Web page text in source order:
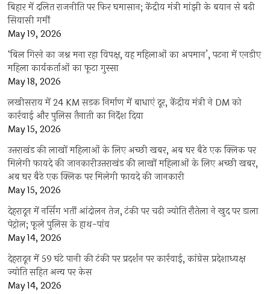
बिहार में दलित राजनीति पर फिर घमासान; केंद्रीय मंत्री मांझी के बयान से बढ़ी
सियासी गर्मी
May 19, 2026
‘बिल गिरने का जश्न मना रहा विपक्ष, यह महिलाओं का अपमान’, पटना में एनडीए
महिला कार्यकर्ताओं का फूटा गुस्सा
May 18, 2026
लखीसराय में 24 KM सड़क निर्माण में बाधाएं दूर, केंद्रीय मंत्री ने DM को
कार्रवाई और पुलिस तैनाती का निर्देश दिया
May 15, 2026
उत्तराखंड की लाखों महिलाओं के लिए अच्छी खबर, अब घर बैठे एक क्लिक पर
मिलेगी फायदे की जानकारीउत्तराखंड की लाखों महिलाओं के लिए अच्छी खबर,
अब घर बैठे एक क्लिक पर मिलेगी फायदे की जानकारी
May 15, 2026
देहरादून में नर्सिंग भर्ती आंदोलन तेज, टंकी पर चढ़ी ज्योति रौतेला ने खुद पर डाला
पेट्रोल; फूले पुलिस के हाथ-पांव
May 14, 2026
देहरादून में 59 घंटे पानी की टंकी पर प्रदर्शन पर कार्रवाई, कांग्रेस प्रदेशाध्यक्ष
ज्योति सहित अन्य पर केस
May 14, 2026